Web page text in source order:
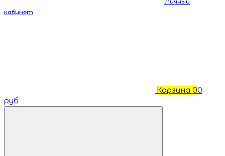
кабинет
Корзина 00
руб